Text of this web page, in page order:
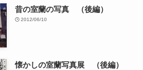
昔の室蘭の写真 （後編）
2012/06/10
懐かしの室蘭写真展 （後編）